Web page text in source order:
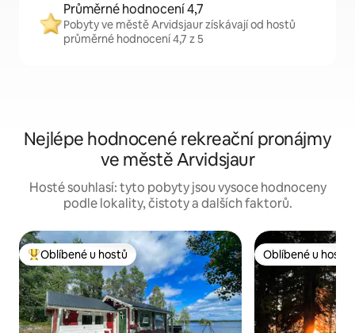
Průměrné hodnocení 4,7
Pobyty ve městě Arvidsjaur získávají od hostů
průměrné hodnocení 4,7 z 5
Nejlépe hodnocené rekreační pronájmy
ve městě Arvidsjaur
Hosté souhlasí: tyto pobyty jsou vysoce hodnoceny
podle lokality, čistoty a dalších faktorů.
Nejlepší v kategorii Oblíbené u hostů
Oblíbené u hostů Oblíbené u hostů
Oblíbené u hostů